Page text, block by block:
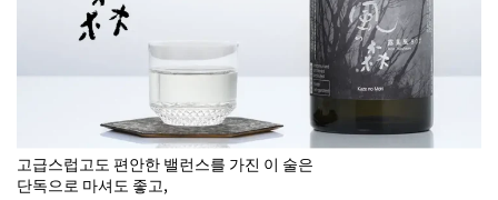
고급스럽고도 편안한 밸런스를 가진 이 술은
단독으로 마셔도 좋고,